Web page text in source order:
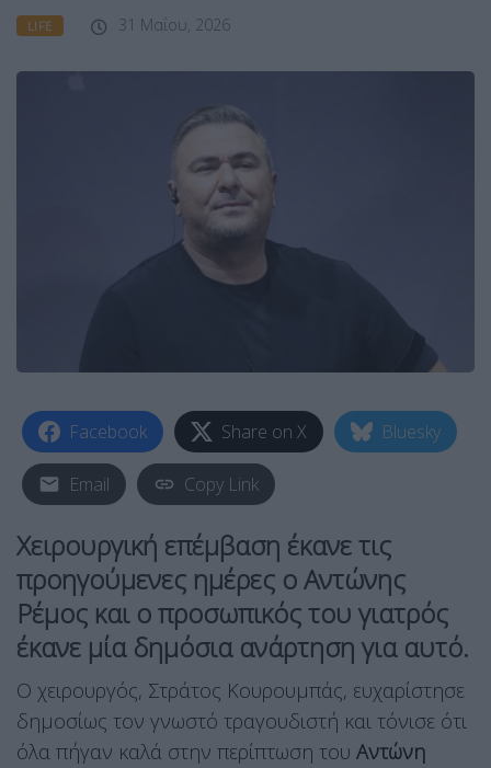
LIFE 31 Μαΐου, 2026
Facebook Share on X Bluesky
Email Copy Link
Xειρουργική επέμβαση έκανε τις
προηγούμενες ημέρες ο Αντώνης
Ρέμος και ο προσωπικός του γιατρός
έκανε μία δημόσια ανάρτηση για αυτό.
Ο χειρουργός, Στράτος Κουρουμπάς, ευχαρίστησε
δημοσίως τον γνωστό τραγουδιστή και τόνισε ότι
όλα πήγαν καλά στην περίπτωση του Αντώνη